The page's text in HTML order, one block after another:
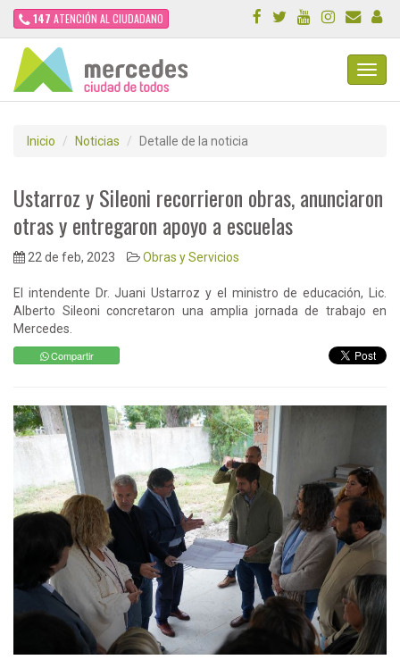
147 ATENCIÓN AL CIUDADANO
Inicio Noticias Detalle de la noticia
Ustarroz y Sileoni recorrieron obras, anunciaron
otras y entregaron apoyo a escuelas
22 de feb, 2023 Obras y Servicios
El intendente Dr. Juani Ustarroz y el ministro de educación, Lic.
Alberto Sileoni concretaron una amplia jornada de trabajo en
Mercedes.
Compartir